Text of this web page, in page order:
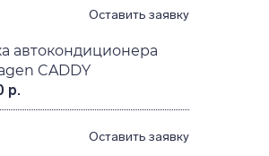
Оставить заявку
автокондиционера
CADDY
р.
Оставить заявку